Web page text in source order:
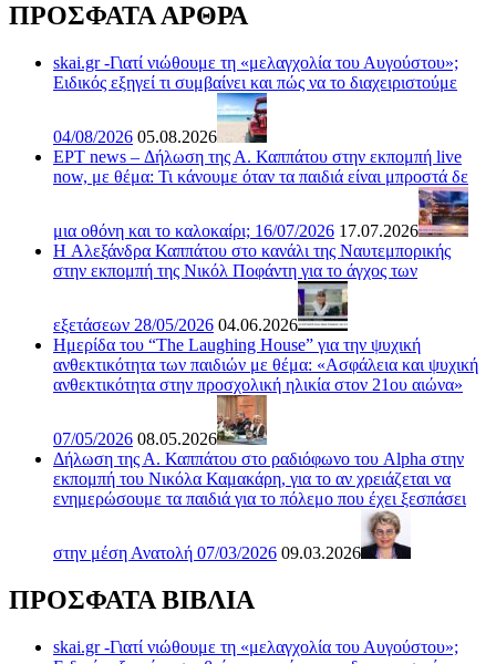
ΠΡΟΣΦΑΤΑ ΑΡΘΡΑ
skai.gr -Γιατί νιώθουμε τη «μελαγχολία του Αυγούστου»;
Ειδικός εξηγεί τι συμβαίνει και πώς να το διαχειριστούμε
04/08/2026 05.08.2026
ΕΡΤ news – Δήλωση της Α. Καππάτου στην εκπομπή live
now, με θέμα: Τι κάνουμε όταν τα παιδιά είναι μπροστά δε
μια οθόνη και το καλοκαίρι; 16/07/2026 17.07.2026
H Αλεξάνδρα Καππάτου στο κανάλι της Ναυτεμπορικής
στην εκπομπή της Νικόλ Ποφάντη για το άγχος των
εξετάσεων 28/05/2026 04.06.2026
Ημερίδα του “The Laughing House” για την ψυχική
ανθεκτικότητα των παιδιών με θέμα: «Ασφάλεια και ψυχική
ανθεκτικότητα στην προσχολική ηλικία στον 21ου αιώνα»
07/05/2026 08.05.2026
Δήλωση της Α. Καππάτου στο ραδιόφωνο του Alpha στην
εκπομπή του Νικόλα Καμακάρη, για το αν χρειάζεται να
ενημερώσουμε τα παιδιά για το πόλεμο που έχει ξεσπάσει
στην μέση Ανατολή 07/03/2026 09.03.2026
ΠΡΟΣΦΑΤΑ ΒΙΒΛΙΑ
skai.gr -Γιατί νιώθουμε τη «μελαγχολία του Αυγούστου»;